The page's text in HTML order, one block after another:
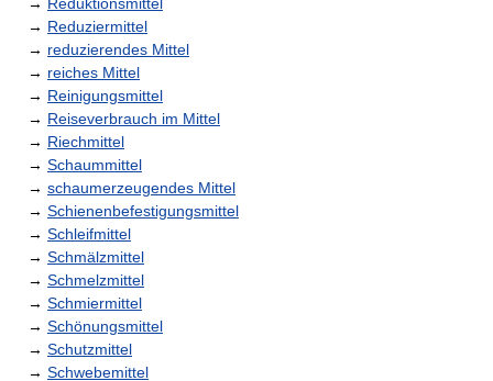
→ Reduziermittel
→ reduzierendes Mittel
→ reiches Mittel
→ Reinigungsmittel
→ Reiseverbrauch im Mittel
→ Riechmittel
→ Schaummittel
→ schaumerzeugendes Mittel
→ Schienenbefestigungsmittel
→ Schleifmittel
→ Schmälzmittel
→ Schmelzmittel
→ Schmiermittel
→ Schönungsmittel
→ Schutzmittel
→ Schwebemittel